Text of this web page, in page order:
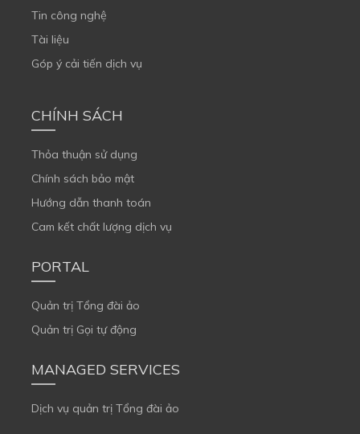
Tin công nghệ
Tài liệu
Góp ý cải tiến dịch vụ
CHÍNH SÁCH
Thỏa thuận sử dụng
Chính sách bảo mật
Hướng dẫn thanh toán
Cam kết chất lượng dịch vụ
PORTAL
Quản trị Tổng đài ảo
Quản trị Gọi tự động
MANAGED SERVICES
Dịch vụ quản trị Tổng đài ảo